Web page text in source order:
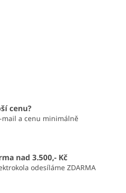
cenu?
mail a cenu minimálně
nad 3.500,- Kč
odesíláme ZDARMA